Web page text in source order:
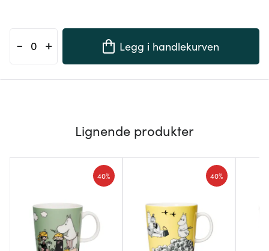
- + Legg i handlekurven
Lignende produkter
40% 40%